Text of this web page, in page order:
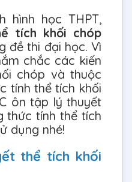
hình học THPT,
tích khối chóp
đề thi đại học. Vì
chắc các kiến
chóp và thuộc
tính thể tích khối
ôn tập lý thuyết
thức tính thể tích
dụng nhé!
thể tích khối